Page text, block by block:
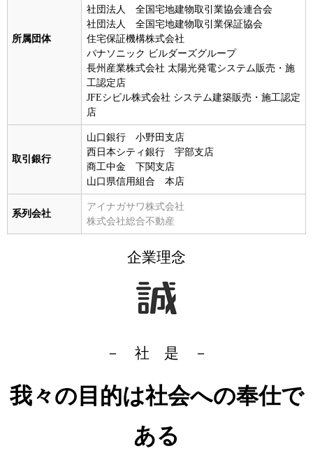
所属団体
社団法人 全国宅地建物取引業協会連合会
社団法人 全国宅地建物取引業保証協会
住宅保証機構株式会社
パナソニック ビルダーズグループ
長州産業株式会社 太陽光発電システム販売・施
工認定店
JFEシビル株式会社 システム建築販売・施工認定
店
取引銀行
山口銀行 小野田支店
西日本シティ銀行 宇部支店
商工中金 下関支店
山口県信用組合 本店
系列会社
アイナガサワ株式会社
株式会社総合不動産
企業理念
－ 社 是 －
我々の目的は社会への奉仕で
ある